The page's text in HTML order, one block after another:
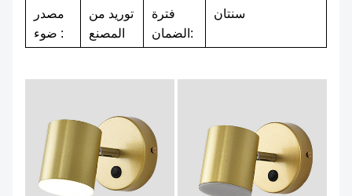
مصدر
ضوء :
توريد من
المصنع
فترة
الضمان:
سنتان